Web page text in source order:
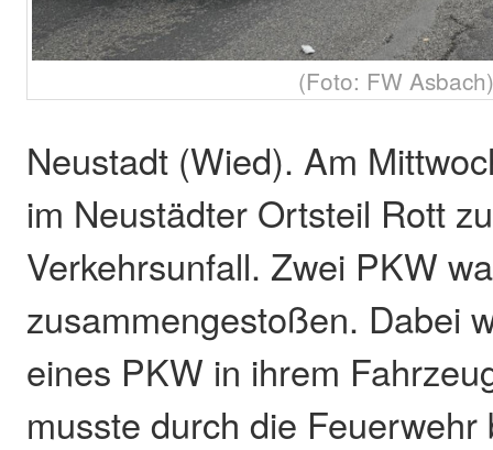
(Foto: FW Asbach)
Neustadt (Wied). Am
im Neustädter Ortsteil Rott
Verkehrsunfall. Zwei PKW
zusammengestoßen. Dabei
eines PKW in ihrem
musste durch die